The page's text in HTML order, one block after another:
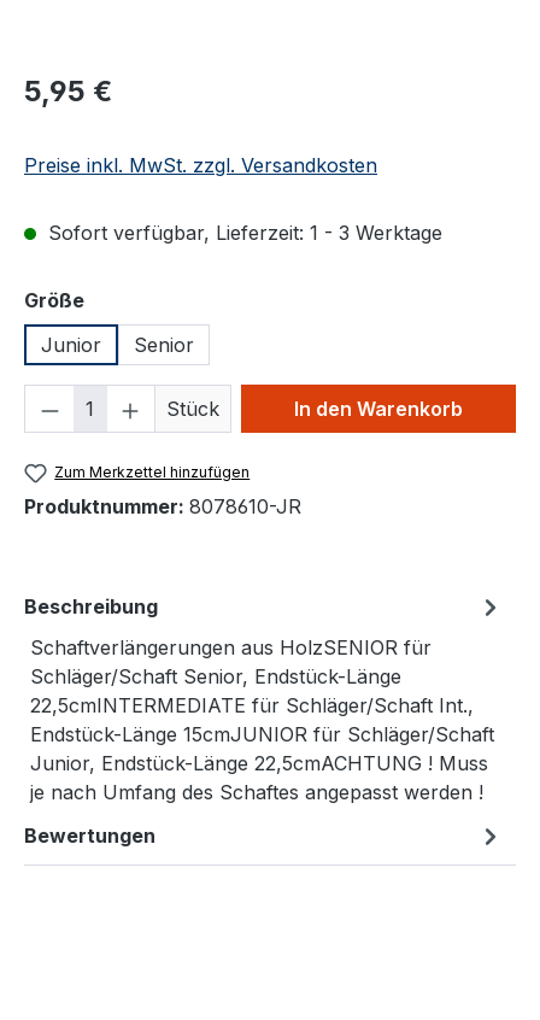
Regulärer Preis:
5,95 €
Preise inkl. MwSt. zzgl. Versandkosten
Sofort verfügbar, Lieferzeit: 1 - 3 Werktage
Größeauswählen
Junior
Senior
Produkt Anzahl: Gib den
Stück In den Warenkorb
Zum Merkzettel hinzufügen
Produktnummer: 8078610-JR
Beschreibung
Schaftverlängerungen aus HolzSENIOR für
Schläger/Schaft Senior, Endstück-Länge
22,5cmINTERMEDIATE für Schläger/Schaft Int.,
Endstück-Länge 15cmJUNIOR für Schläger/Schaft
Junior, Endstück-Länge 22,5cmACHTUNG ! Muss
je nach Umfang des Schaftes angepasst werden !
Bewertungen